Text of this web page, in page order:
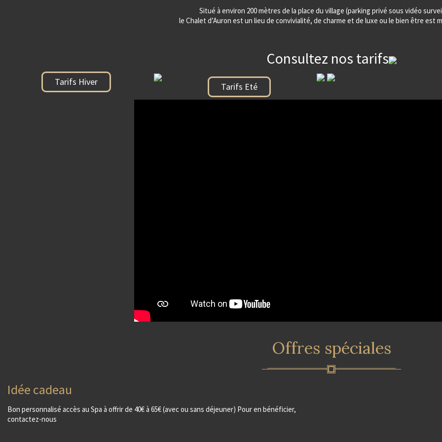
Situé à environ 200 mètres de la place du village (parking privé sous vidéo
le Chalet d’Auron est un lieu de convivialité, de charme et de luxe ou le bien être est
Consultez nos tarifs
Tarifs Hiver Tarifs Eté
Offres spéciales
Idée cadeau
Bon personnalisé accès au Spa à offrir de 40€ à 65€ (avec ou sans déjeuner) Pour en bénéficier,
contactez-nous